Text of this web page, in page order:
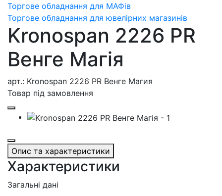
Торгове обладнання для МАФів
Торгове обладнання для ювелірних магазинів
Kronospan 2226 PR
Венге Магія
арт.: Kronospan 2226 PR Венге Магия
Товар під замовлення
Опис та характеристики
Характеристики
Загальні дані